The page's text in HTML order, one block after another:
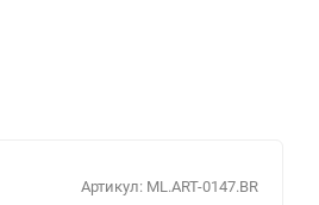
Артикул: ML.ART-0147.BR